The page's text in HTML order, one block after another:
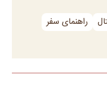
راهنمای سفر